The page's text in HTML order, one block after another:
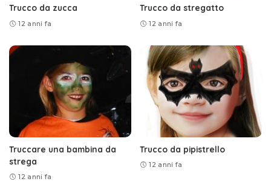
Trucco da zucca
12 anni fa
Trucco da stregatto
12 anni fa
Truccare una bambina da
strega
12 anni fa
Trucco da pipistrello
12 anni fa